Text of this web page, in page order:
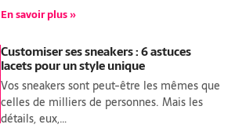
En savoir plus »
Customiser ses sneakers : 6 astuces
lacets pour un style unique
Vos sneakers sont peut-être les mêmes que
celles de milliers de personnes. Mais les
détails, eux,…